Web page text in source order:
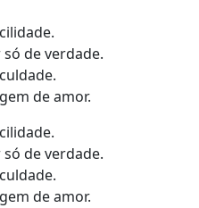
de verdade.
de amor.
de verdade.
de amor.